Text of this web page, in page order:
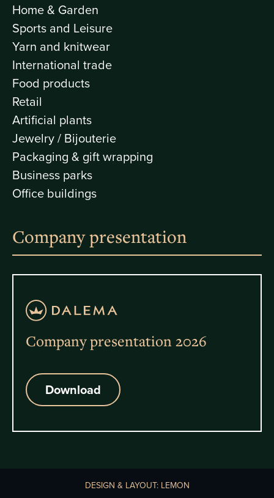
Home & Garden
Sports and Leisure
Yarn and knitwear
International trade
Food products
Retail
Artificial plants
Jewelry / Bijouterie
Packaging & gift wrapping
Business parks
Office buildings
Company presentation
Company presentation 2026
Download
DESIGN & LAYOUT: LEMON